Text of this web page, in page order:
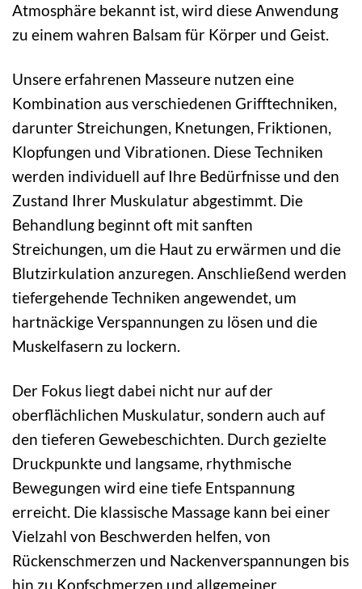
Atmosphäre bekannt ist, wird diese Anwendung
zu einem wahren Balsam für Körper und Geist.
Unsere erfahrenen Masseure nutzen eine
Kombination aus verschiedenen Grifftechniken,
darunter Streichungen, Knetungen, Friktionen,
Klopfungen und Vibrationen. Diese Techniken
werden individuell auf Ihre Bedürfnisse und den
Zustand Ihrer Muskulatur abgestimmt. Die
Behandlung beginnt oft mit sanften
Streichungen, um die Haut zu erwärmen und die
Blutzirkulation anzuregen. Anschließend werden
tiefergehende Techniken angewendet, um
hartnäckige Verspannungen zu lösen und die
Muskelfasern zu lockern.
Der Fokus liegt dabei nicht nur auf der
oberflächlichen Muskulatur, sondern auch auf
den tieferen Gewebeschichten. Durch gezielte
Druckpunkte und langsame, rhythmische
Bewegungen wird eine tiefe Entspannung
erreicht. Die klassische Massage kann bei einer
Vielzahl von Beschwerden helfen, von
Rückenschmerzen und Nackenverspannungen bis
hin zu Kopfschmerzen und allgemeiner